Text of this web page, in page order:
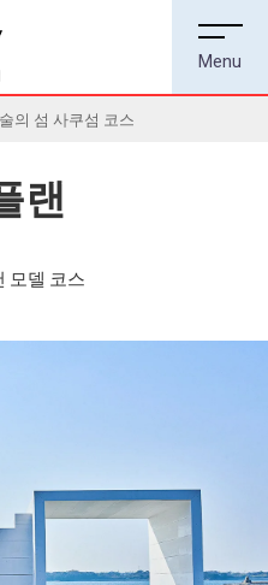
의 섬 사쿠섬 코스
랜
모델 코스